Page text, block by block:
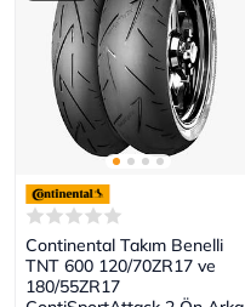
Continental Takım Benelli
TNT 600 120/70ZR17 ve
180/55ZR17